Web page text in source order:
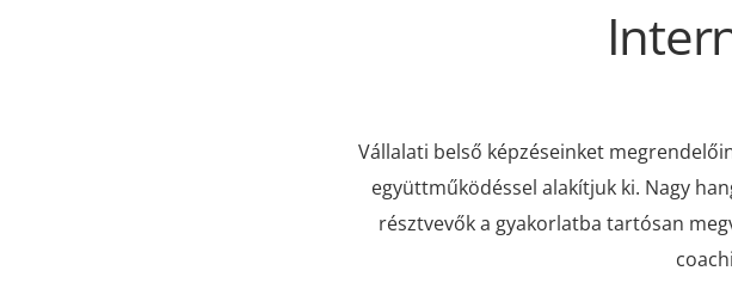
Vállalati belső képzéseinket
együttműködéssel alakítjuk ki. Nagy
résztvevők a gyakorlatba tartósan